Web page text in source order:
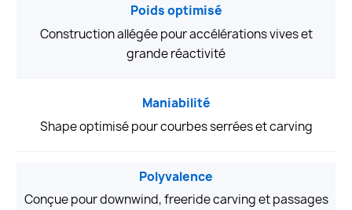
Poids optimisé
Construction allégée pour accélérations vives et
grande réactivité
Maniabilité
Shape optimisé pour courbes serrées et carving
Polyvalence
Conçue pour downwind, freeride carving et passages